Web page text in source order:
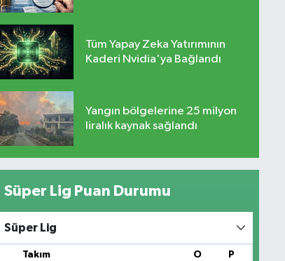
Tüm Yapay Zeka Yatırımının
Kaderi Nvidia'ya Bağlandı
Yangın bölgelerine 25 milyon
liralık kaynak sağlandı
Süper Lig Puan Durumu
Süper Lig
Takım O P